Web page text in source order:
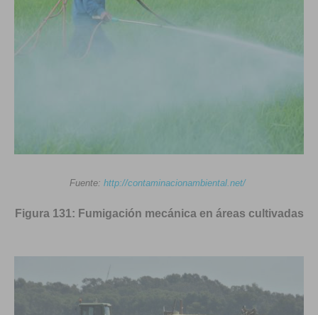
Fuente: http://contaminacionambiental.net/
Figura 131: Fumigación mecánica en áreas cultivadas